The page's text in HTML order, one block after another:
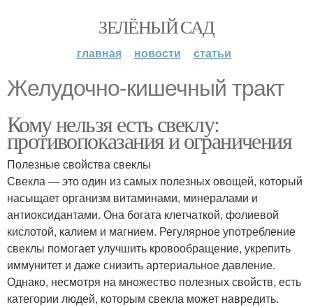
ЗЕЛЁНЫЙ САД
главная новости статьи
Желудочно-кишечный тракт
Кому нельзя есть свеклу:
противопоказания и ограничения
Полезные свойства свеклы
Свекла — это один из самых полезных овощей, который
насыщает организм витаминами, минералами и
антиоксидантами. Она богата клетчаткой, фолиевой
кислотой, калием и магнием. Регулярное употребление
свеклы помогает улучшить кровообращение, укрепить
иммунитет и даже снизить артериальное давление.
Однако, несмотря на множество полезных свойств, есть
категории людей, которым свекла может навредить.